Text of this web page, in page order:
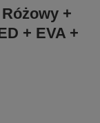
+
+ EVA +